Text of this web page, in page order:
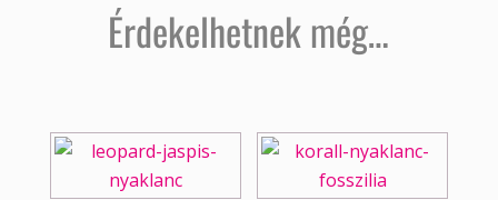
Érdekelhetnek még…